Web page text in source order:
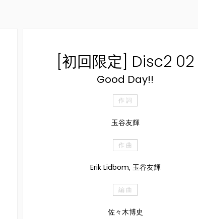
[初回限定] Disc2 02
Good Day!!
作 詞
玉谷友輝
作 曲
Erik Lidbom, 玉谷友輝
編 曲
佐々木博史